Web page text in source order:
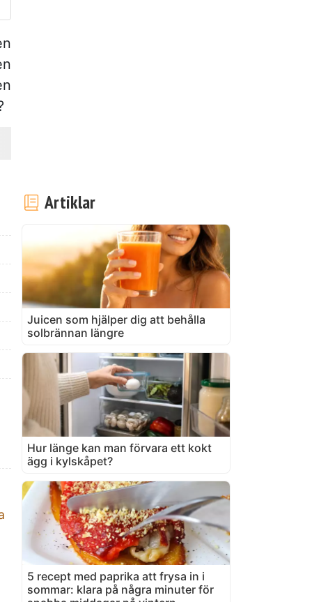
Artiklar
Juicen som hjälper dig att behålla
solbrännan längre
Hur länge kan man förvara ett kokt
ägg i kylskåpet?
5 recept med paprika att frysa in i
sommar: klara på några minuter för